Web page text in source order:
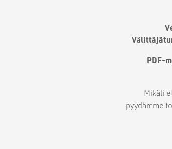
PDF-
Mikäli
pyydämme